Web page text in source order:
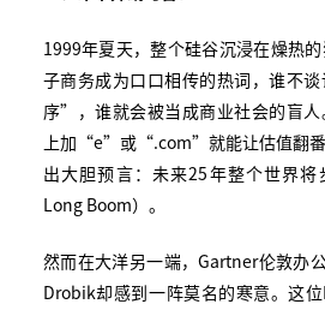
1999年夏天，整个硅谷沉浸在燥热
子商务成为口口相传的热词，谁
序”，谁就会被当成商业社会的盲
上加“e”或“.com”就能让估值翻番
出大胆预言：未来25年整个世界
Long Boom）。
然而在大洋另一端，Gartner伦敦办
Drobik却感到一阵莫名的寒意。这